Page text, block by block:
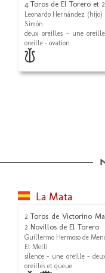
4 Toros de El Torero et
Leonardo Hernández
Simón
deux oreilles - une
oreille - ovation
La Mata
2 Toros de Victorino
2 Novillos de El Torero
Guillermo Hermoso de
El Melli
silence - une oreille -
oreilles et queue